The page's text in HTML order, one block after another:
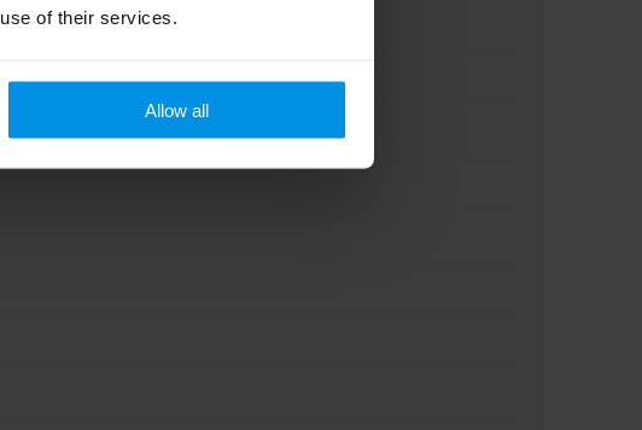
of their services.
Allow all